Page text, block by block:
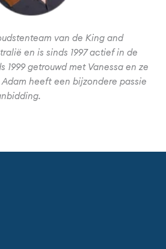
van de King and
en is sinds 1997 actief in de
1999 getrouwd met Vanessa en ze
heeft een bijzondere passie